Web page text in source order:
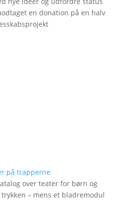
en donation på en halv
på trapperne
over teater for børn og
– mens et bladremodul